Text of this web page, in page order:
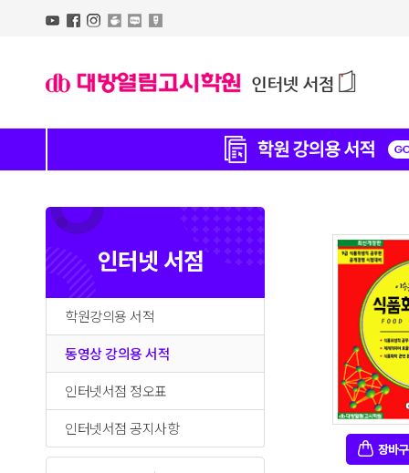
인터넷 서점
학원강의용 서적
동영상 강의용 서적
인터넷서점 정오표
인터넷서점 공지사항